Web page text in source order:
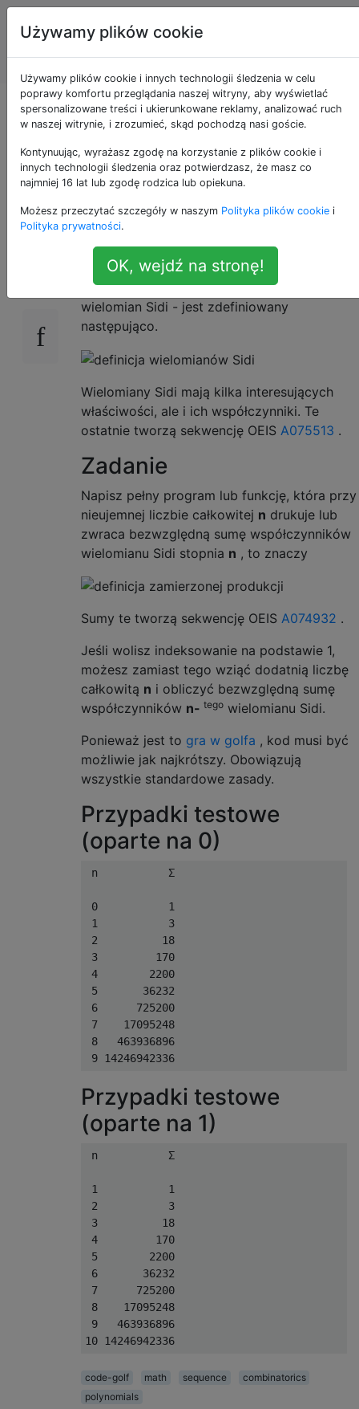
Programowanie
puzzli i Code
Golf
Sumy bezwzględne
współczynników
wielomianu Sidi
tło
Wielomian Sidi stopnian- lub(n + 1)
wielomian Sidi - jest zdefiniowany
następująco.
Wielomiany Sidi mają kilka interesujących
właściwości, ale i ich współczynniki. Te
ostatnie tworzą sekwencję OEIS A075513 .
Zadanie
Napisz pełny program lub funkcję, która przy
nieujemnej liczbie całkowitej n drukuje lub
zwraca bezwzględną sumę współczynników
wielomianu Sidi stopnia n , to znaczy
Sumy te tworzą sekwencję OEIS A074932 .
Jeśli wolisz indeksowanie na podstawie 1,
możesz zamiast tego wziąć dodatnią liczbę
całkowitą n i obliczyć bezwzględną sumę
współczynników n- tego wielomianu Sidi.
Ponieważ jest to gra w golfa , kod musi być
możliwie jak najkrótszy. Obowiązują
wszystkie standardowe zasady.
Przypadki testowe
(oparte na 0)
n           Σ
0           1
1           3
2          18
3         170
4        2200
5       36232
6      725200
7    17095248
8   463936896
Przypadki testowe
(oparte na 1)
n           Σ
1           1
2           3
3          18
4         170
5        2200
6       36232
7      725200
8    17095248
9   463936896
code-golf math sequence
combinatorics
polynomials
Używamy plików cookie
Używamy plików cookie i innych technologii śledzenia w celu
poprawy komfortu przeglądania naszej witryny, aby wyświetlać
spersonalizowane treści i ukierunkowane reklamy, analizować ruch
w naszej witrynie, i zrozumieć, skąd pochodzą nasi goście.
Kontynuując, wyrażasz zgodę na korzystanie z plików cookie i
innych technologii śledzenia oraz potwierdzasz, że masz co
najmniej 16 lat lub zgodę rodzica lub opiekuna.
Możesz przeczytać szczegóły w naszym Polityka plików cookie i
Polityka prywatności.
OK, wejdź na stronę!